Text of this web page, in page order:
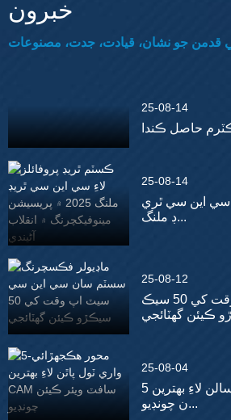
خبرون
قدمن جو نشان، قيادت، جدت، مصنوعات
25-08-14
25-08-14
سي اين سي ٿري
ڊ ملنگ...
25-08-12
سي اين سي سيٽ اپ وقت کي 50 سيڪ
25-08-04
5 سالن لاءِ بهترين CAM سافٽ ويئر ڪيئ
ن چونڊيو...